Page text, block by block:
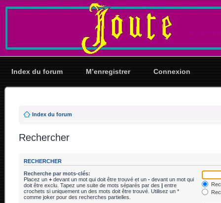
Index du forum M’enregistrer Connexion
Index du forum
Rechercher
RECHERCHER
Recherche par mots-clés:
Placez un + devant un mot qui doit être trouvé et un - devant un mot qui
doit être exclu. Tapez une suite de mots séparés par des | entre
crochets si uniquement un des mots doit être trouvé. Utilisez un *
comme joker pour des recherches partielles.